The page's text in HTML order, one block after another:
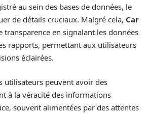
au sein des bases de données, le
de détails cruciaux. Malgré cela, Car
transparence en signalant les données
rapports, permettant aux utilisateurs
éclairées.
utilisateurs peuvent avoir des
à la véracité des informations
souvent alimentées par des attentes